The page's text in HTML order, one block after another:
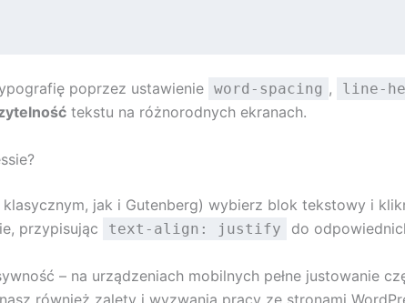
poprzez ustawienie word-spacing , line-
tekstu na różnorodnych ekranach.
jak i Gutenberg) wybierz blok tekstowy i
przypisując
text-align: justify do
– na urządzeniach mobilnych pełne justowanie
również zalety i wyzwania pracy ze stronami